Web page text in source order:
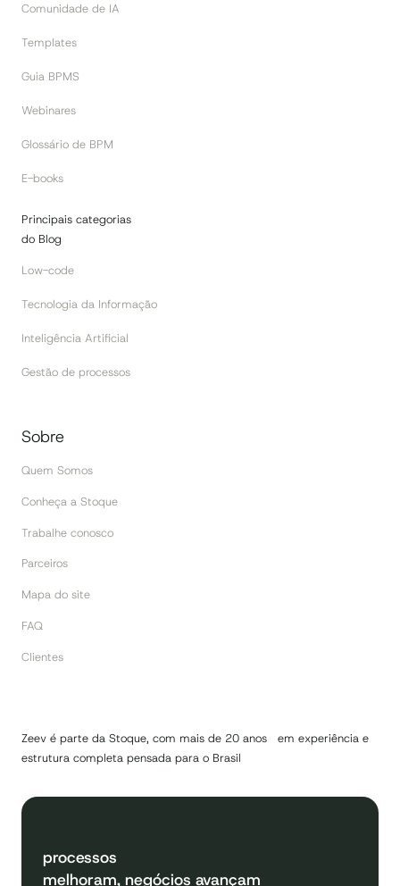
Comunidade de IA
Templates
Guia BPMS
Webinares
Glossário de BPM
E-books
Principais categorias
do Blog
Low-code
Tecnologia da Informação
Inteligência Artificial
Gestão de processos
Sobre
Quem Somos
Conheça a Stoque
Trabalhe conosco
Parceiros
Mapa do site
FAQ
Clientes
Zeev é parte da Stoque, com mais de 20 anos em experiência e
estrutura completa pensada para o Brasil
processos
melhoram, negócios avançam